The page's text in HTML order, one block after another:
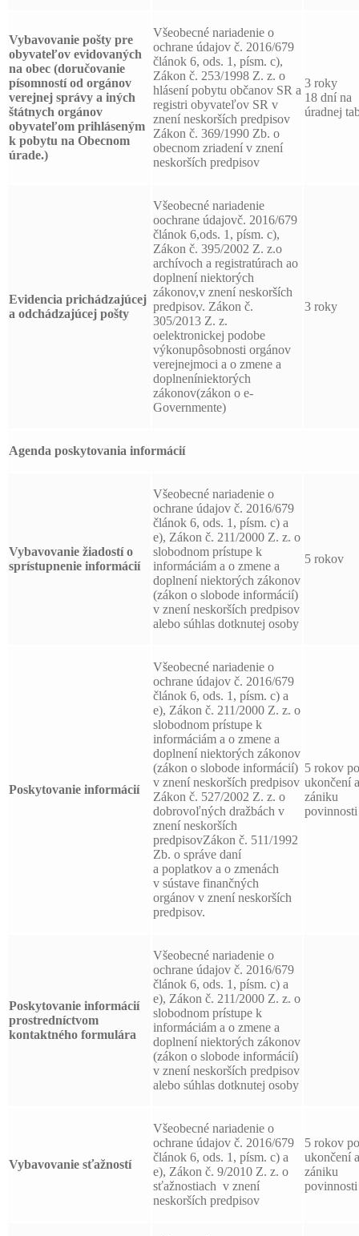
Vybavovanie pošty pre
obyvateľov evidovaných
na obec (doručovanie
písomností od orgánov
verejnej správy a iných
štátnych orgánov
obyvateľom prihláseným
k pobytu na Obecnom
úrade.)
Všeobecné nariadenie o
ochrane údajov č. 2016/679
článok 6, ods. 1, písm. c),
Zákon č. 253/1998 Z. z. o
hlásení pobytu občanov SR a
registri obyvateľov SR v
znení neskorších predpisov
Zákon č. 369/1990 Zb. o
obecnom zriadení v znení
neskorších predpisov
3 roky
18 dní na
úradnej
Evidencia prichádzajúcej
a odchádzajúcej pošty
Všeobecné nariadenie
oochrane údajovč. 2016/679
článok 6,ods. 1, písm. c),
Zákon č. 395/2002 Z. z.o
archívoch a registratúrach ao
doplnení niektorých
zákonov,v znení neskorších
predpisov. Zákon č.
305/2013 Z. z.
oelektronickej podobe
výkonupôsobnosti orgánov
verejnejmoci a o zmene a
doplneníniektorých
zákonov(zákon o e-
Governmente)
3 roky
Agenda poskytovania informácií
Vybavovanie žiadostí o
sprístupnenie informácií
Všeobecné nariadenie o
ochrane údajov č. 2016/679
článok 6, ods. 1, písm. c) a
e), Zákon č. 211/2000 Z. z. o
slobodnom prístupe k
informáciám a o zmene a
doplnení niektorých zákonov
(zákon o slobode informácií)
v znení neskorších predpisov
alebo súhlas dotknutej osoby
5 rokov
Poskytovanie informácií
Všeobecné nariadenie o
ochrane údajov č. 2016/679
článok 6, ods. 1, písm. c) a
e), Zákon č. 211/2000 Z. z. o
slobodnom prístupe k
informáciám a o zmene a
doplnení niektorých zákonov
(zákon o slobode informácií)
v znení neskorších predpisov
Zákon č. 527/2002 Z. z. o
dobrovoľných dražbách v
znení neskorších
predpisovZákon č. 511/1992
Zb. o správe daní
a poplatkov a o zmenách
v sústave finančných
orgánov v znení neskorších
predpisov.
5 rokov po
ukončení
zániku
povinnosti
Poskytovanie informácií
prostredníctvom
kontaktného formulára
Všeobecné nariadenie o
ochrane údajov č. 2016/679
článok 6, ods. 1, písm. c) a
e), Zákon č. 211/2000 Z. z. o
slobodnom prístupe k
informáciám a o zmene a
doplnení niektorých zákonov
(zákon o slobode informácií)
v znení neskorších predpisov
alebo súhlas dotknutej osoby
Vybavovanie sťažností
Všeobecné nariadenie o
ochrane údajov č. 2016/679
článok 6, ods. 1, písm. c) a
e), Zákon č. 9/2010 Z. z. o
sťažnostiach v znení
neskorších predpisov
5 rokov po
ukončení
zániku
povinnosti